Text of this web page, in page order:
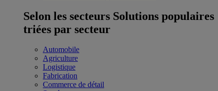
Selon les secteurs Solutions populaires
triées par secteur
Automobile
Agriculture
Logistique
Fabrication
Commerce de détail